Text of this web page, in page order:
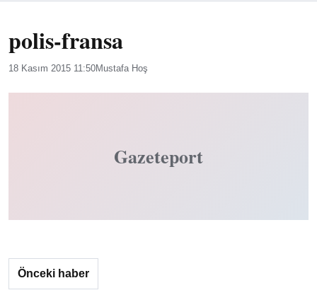
polis-fransa
18 Kasım 2015 11:50Mustafa Hoş
Gazeteport
Önceki haber